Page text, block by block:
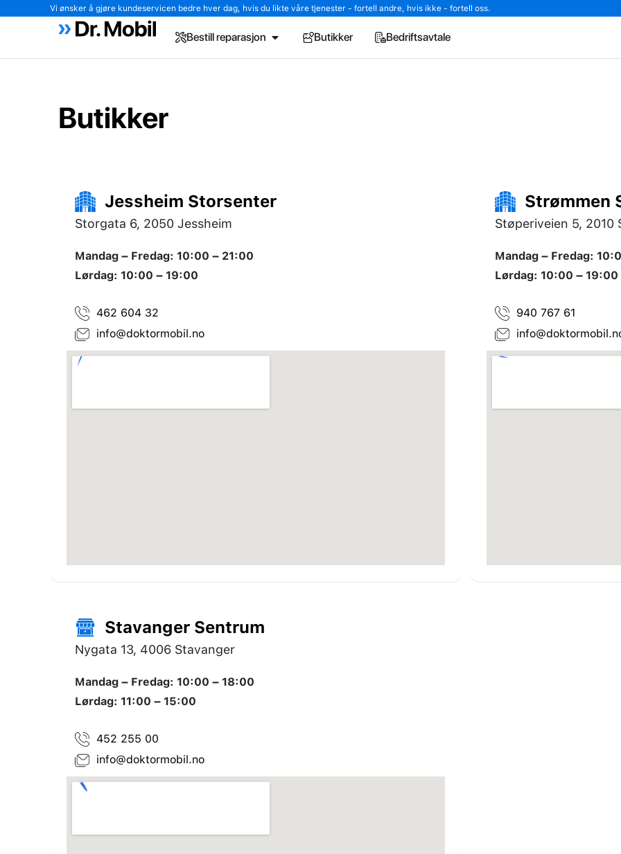
Vi ønsker å gjøre kundeservicen bedre hver dag, hvis du likte våre tjenester - fortell andre, hvis ikke - fortell oss.
Bestill reparasjon Butikker Bedriftsavtale
Butikker
Jessheim Storsenter
Storgata 6, 2050 Jessheim
Mandag – Fredag: 10:00 – 21:00
Lørdag: 10:00 – 19:00
462 604 32
info@doktormobil.no
Strømmen
Støperiveien 5, 2010
Mandag – Fredag:
Lørdag: 10:00 – 19:00
940 767 61
Stavanger Sentrum
Nygata 13, 4006 Stavanger
Mandag – Fredag: 10:00 – 18:00
Lørdag: 11:00 – 15:00
452 255 00
info@doktormobil.no